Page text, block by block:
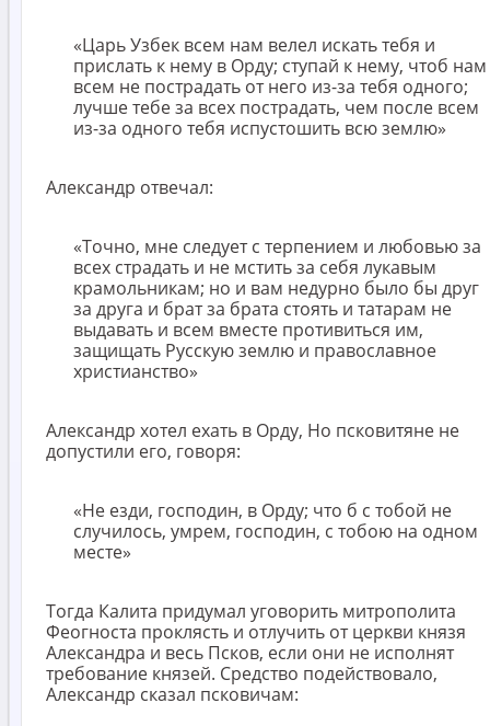
«Царь Узбек всем нам велел искать тебя и
прислать к нему в Орду; ступай к нему, чтоб нам
всем не пострадать от него из-за тебя одного;
лучше тебе за всех пострадать, чем после всем
из-за одного тебя испустошить всю землю»
Александр отвечал:
«Точно, мне следует с терпением и любовью за
всех страдать и не мстить за себя лукавым
крамольникам; но и вам недурно было бы друг
за друга и брат за брата стоять и татарам не
выдавать и всем вместе противиться им,
защищать Русскую землю и православное
христианство»
Александр хотел ехать в Орду, Но псковитяне не
допустили его, говоря:
«Не езди, господин, в Орду; что б с тобой не
случилось, умрем, господин, с тобою на одном
месте»
Тогда Калита придумал уговорить митрополита
Феогноста проклясть и отлучить от церкви князя
Александра и весь Псков, если они не исполнят
требование князей. Средство подействовало,
Александр сказал псковичам: